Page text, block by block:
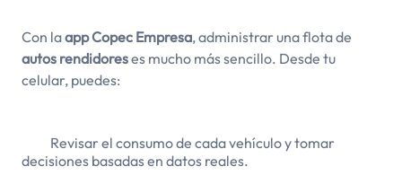
Con laapp Copec Empresa, administrar una flota de
autos rendidoreses mucho más sencillo. Desde tu
celular, puedes:
Revisar el consumo de cada vehículo y tomar
decisiones basadas en datos reales.